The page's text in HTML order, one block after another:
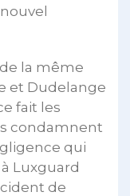
la même
et Dudelange
fait les
condamnent
qui
Luxguard
de